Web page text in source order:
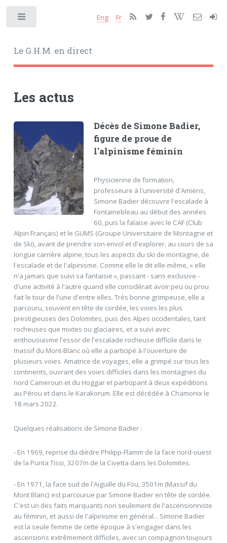
Le G.H.M. en direct
Eng Fr
Les actus
Décès de Simone Badier,
figure de proue de
l'alpinisme féminin
Physicienne de formation,
professeure à l'université d'Amiens,
Simone Badier découvre l'escalade à
Fontainebleau au début des années
60, puis la falaise avec le CAF (Club
Alpin Français) et le GUMS (Groupe Universitaire de Montagne et
de Ski), avant de prendre son envol et d'explorer, au cours de sa
longue carrière alpine, tous les aspects du ski de montagne, de
l'escalade et de l'alpinisme. Comme elle le dit elle-même, « elle
n'a jamais que suivi sa fantaisie », passant - sans exclusive -
d'une activité à l'autre quand elle considérait avoir peu ou prou
fait le tour de l'une d'entre elles. Très bonne grimpeuse, elle a
parcouru, souvent en tête de cordée, les voies les plus
prestigieuses des Dolomites, puis des Alpes occidentales, tant
rocheuses que mixtes ou glaciaires, et a suivi avec
enthousiasme l'essor de l'escalade rocheuse difficile dans le
massif du Mont-Blanc où elle a participé à l'ouverture de
plusieurs voies. Amatrice de voyages, elle a grimpé sur tous les
continents, ouvrant des voies difficiles dans les montagnes du
nord Cameroun et du Hoggar et participant à deux expéditions
au Pérou et dans le Karakorum. Elle est décédée à Chamonix le
18 mars 2022.
Quelques réalisations de Simone Badier :
- En 1969, reprise du dièdre Philipp-Flamm de la face nord-ouest
de la Punta Tissi, 3207m de la Civetta dans les Dolomites.
- En 1971, la face sud de l'Aiguille du Fou, 3501m (Massif du
Mont Blanc) est parcourue par Simone Badier en tête de cordée.
C'est un des faits marquants non seulement de l'ascensionniste
au féminin, et aussi de l'alpinisme en général... Simone Badier
est la seule femme de cette époque à s'engager dans les
ascensions extrêmement difficiles, avec un compagnon toujours